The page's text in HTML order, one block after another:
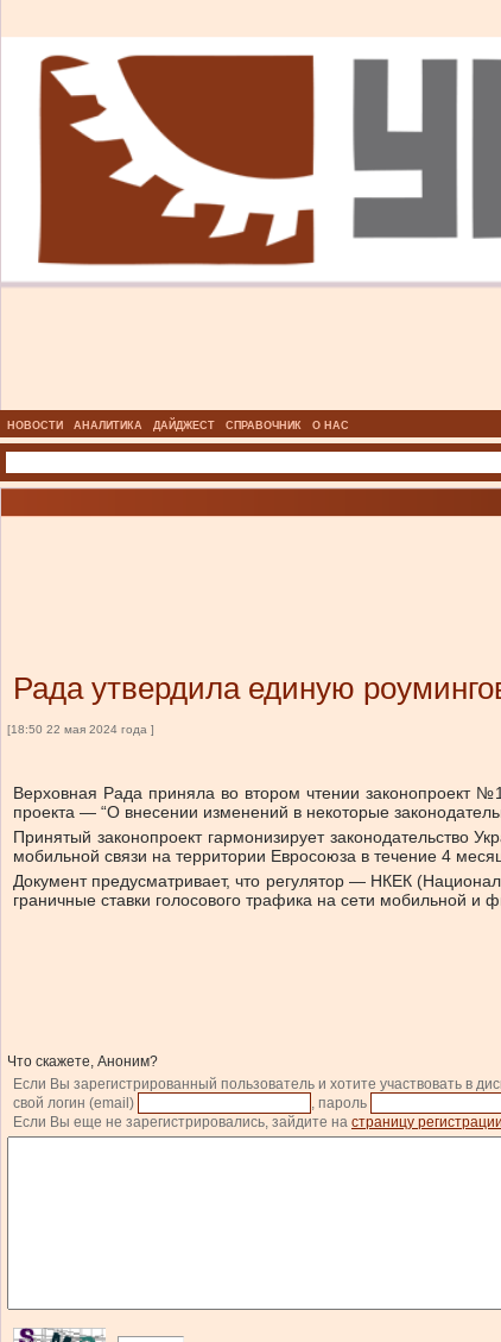
НОВОСТИ АНАЛИТИКА ДАЙДЖЕСТ СПРАВОЧНИК О НАС
Рада утвердила единую
[18:50 22 мая 2024 года ]
Верховная Рада приняла во втором чтении законопроект
проекта — “О внесении изменений в некоторые
Принятый законопроект гармонизирует
мобильной связи на территории Евросоюза в течение 4
Документ предусматривает, что регулятор — НКЕК
граничные ставки голосового трафика на сети мобильной
Что скажете, Аноним?
Если Вы зарегистрированный пользователь и хотите участвовать в
свой логин (email)
, пароль
Если Вы еще не зарегистрировались, зайдите на страницу регистрации